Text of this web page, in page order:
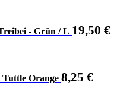
- Grün / L 19,50 €
Tuttle Orange 8,25 €